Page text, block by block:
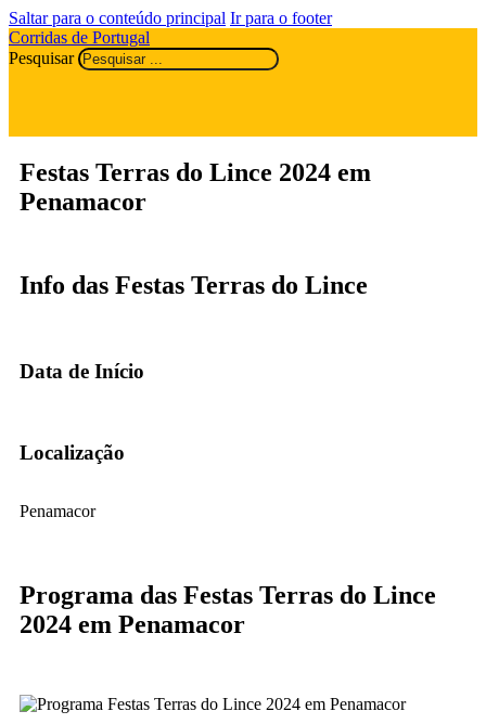
Saltar para o conteúdo principal Ir para o footer
Corridas de Portugal
Pesquisar
Festas Terras do Lince 2024 em
Penamacor
Info das Festas Terras do Lince
Data de Início
Localização
Penamacor
Programa das Festas Terras do Lince
2024 em Penamacor